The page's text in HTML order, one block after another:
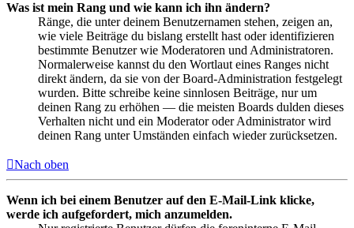
Was ist mein Rang und wie kann ich ihn ändern?
Ränge, die unter deinem Benutzernamen stehen, zeigen an,
wie viele Beiträge du bislang erstellt hast oder identifizieren
bestimmte Benutzer wie Moderatoren und Administratoren.
Normalerweise kannst du den Wortlaut eines Ranges nicht
direkt ändern, da sie von der Board-Administration festgelegt
wurden. Bitte schreibe keine sinnlosen Beiträge, nur um
deinen Rang zu erhöhen — die meisten Boards dulden dieses
Verhalten nicht und ein Moderator oder Administrator wird
deinen Rang unter Umständen einfach wieder zurücksetzen.
Nach oben
Wenn ich bei einem Benutzer auf den E-Mail-Link klicke,
werde ich aufgefordert, mich anzumelden.